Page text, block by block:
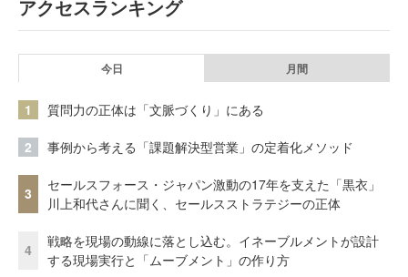
アクセスランキング
今日 月間
1 質問力の正体は「文脈づくり」にある
2 事例から考える「課題解決型営業」の定着化メソッド
3
セールスフォース・ジャパン激動の17年を支えた「黒衣」
川上和代さんに聞く、セールスストラテジーの正体
4
戦略を現場の動線に落とし込む。イネーブルメントが設計
する現場実行と「ムーブメント」の作り方